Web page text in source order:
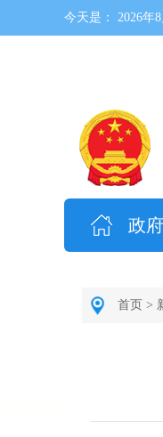
今天是： 2026年
政
首页 >